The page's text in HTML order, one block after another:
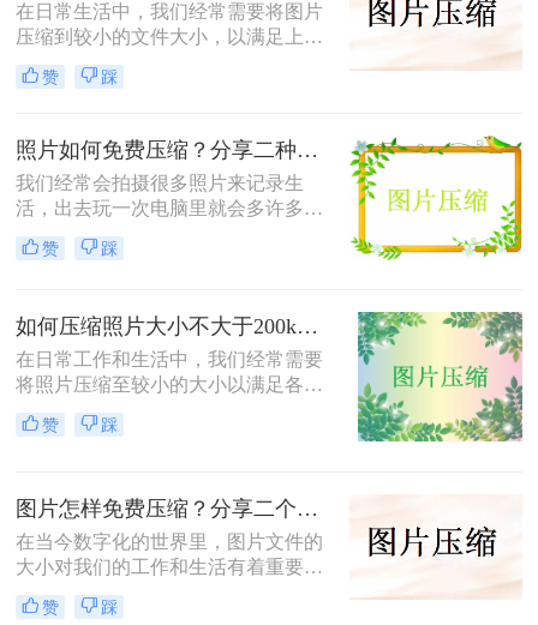
在日常生活中，我们经常需要将图片
压缩到较小的文件大小，以满足上
传、发送或存储的需求那么图片大小
怎么压缩到500k以内呢？本文将介绍
法。
赞 踩
照片如何免费压缩？分享二种高效压缩方法！
我们经常会拍摄很多照片来记录生
活，出去玩一次电脑里就会多许多旅
游照，而且不知道你们有没有储存好
看图片的习惯呢？这样下来我们电脑
软件将图片进行批量压缩，就可以缓
解电脑的内存压力，让它运行更加顺
畅。那么你们知道照片如何免费压缩
吗？相信这篇文章可以给你一点参
考。
赞 踩
如何压缩照片大小不大于200k？教你二种高效压缩方法！
在日常工作和生活中，我们经常需要
将照片压缩至较小的大小以满足各种
上传、分享或存储的需求。那么如何
压缩照片大小不大于200k呢？本文将
赞 踩
图片怎样免费压缩？分享二个简单易用的压缩方法！
在当今数字化的世界里，图片文件的
大小对我们的工作和生活有着重要影
响。无论是为了加速网页加载速度、
满足社交媒体平台的上传要求，还是
赞 踩